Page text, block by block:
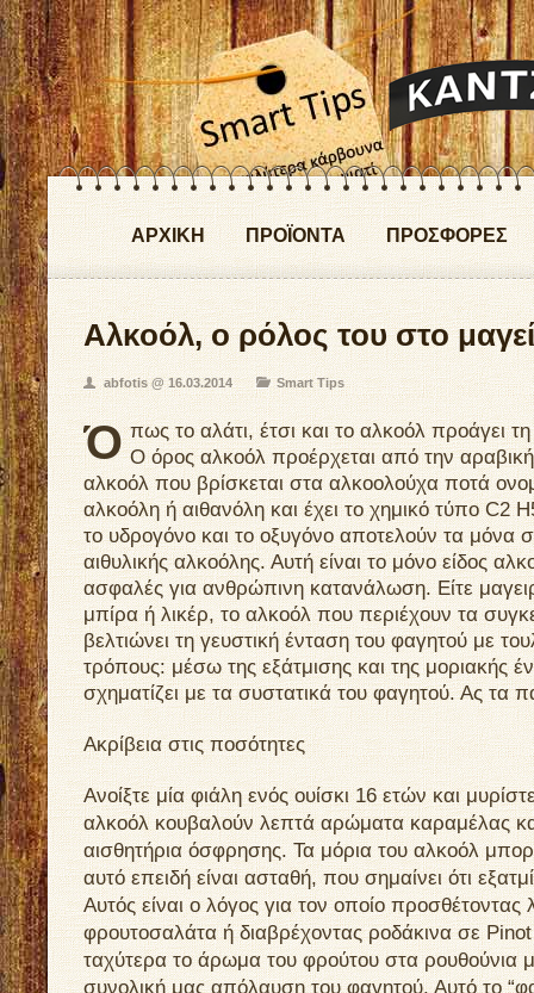
ΑΡΧΙΚΗ ΠΡΟΪΟΝΤΑ ΠΡΟΣΦΟΡΕΣ
Aλκοόλ, ο ρόλος του στο
abfotis @ 16.03.2014 Smart Tips
Ό πως το αλάτι, έτσι και το αλκοόλ προάγει
Ο όρος αλκοόλ προέρχεται από την
αλκοόλ που βρίσκεται στα αλκοολούχα ποτά
αλκοόλη ή αιθανόλη και έχει το χημικό τύπο C2
το υδρογόνο και το οξυγόνο αποτελούν τα μόνα
αιθυλικής αλκοόλης. Αυτή είναι το μόνο είδος
ασφαλές για ανθρώπινη κατανάλωση. Είτε
μπίρα ή λικέρ, το αλκοόλ που περιέχουν τα
βελτιώνει τη γευστική ένταση του φαγητού με
τρόπους: μέσω της εξάτμισης και της μοριακής
σχηματίζει με τα συστατικά του φαγητού. Ας τα
Ακρίβεια στις ποσότητες
Ανοίξτε μία φιάλη ενός ουίσκι 16 ετών και
αλκοόλ κουβαλούν λεπτά αρώματα καραμέλας
αισθητήρια όσφρησης. Τα μόρια του αλκοόλ
αυτό επειδή είναι ασταθή, που σημαίνει ότι
Αυτός είναι ο λόγος για τον οποίο προσθέτοντας
φρουτοσαλάτα ή διαβρέχοντας ροδάκινα σε
ταχύτερα το άρωμα του φρούτου στα ρουθούνια
συνολική μας απόλαυση του φαγητού. Αυτό το